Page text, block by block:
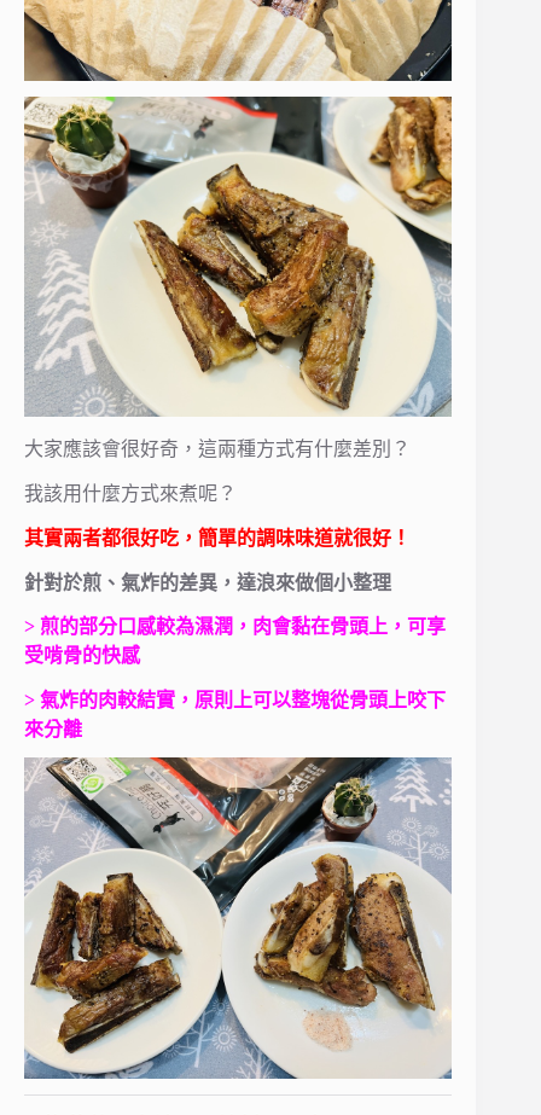
大家應該會很好奇，這兩種方式有什麼差別？
我該用什麼方式來煮呢？
其實兩者都很好吃，簡單的調味味道就很好！
針對於煎、氣炸的差異，達浪來做個小整理
> 煎的部分口感較為濕潤，肉會黏在骨頭上，可享
受啃骨的快感
> 氣炸的肉較結實，原則上可以整塊從骨頭上咬下
來分離